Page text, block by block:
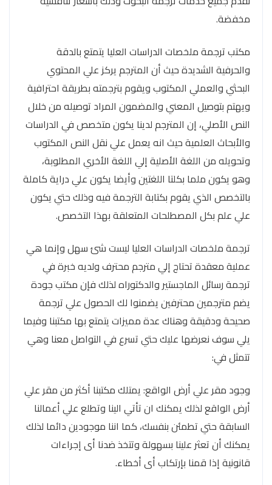
مخفضة.
مكتب ترجمة ملخصات الدراسات العليا يتمتع بالدقة
والحرفية الشديدة حيث أن المترجم يركز علي المحتوي
البحثي والعملي المكتوب ويقوم بترجمته بطريقة احترافية
ويهتم بتوصيل المعني والمضمون المراد توصيله من خلال
النص الأصلي، إن المترجم لدينا يكون متخصص في الدراسات
والأبحاث العلمية حيث انه يعمل علي نقل النص المكتوب
وتحويله من اللغة الأصلية إلي اللغة الأخري المطلوبة،
وهو يكون ملما بكلتا اللغتين وأيضا يكون علي دراية كاملة
بالتخصص الذي يقوم بكتابة الترجمة فيه وذلك حتي يكون
علي علم بكل المصطلحات المتعلقة بهذا التخصص.
ترجمة ملخصات الدراسات العليا ليست شئ سهل وإنما هي
عملية معقدة تحتاج إلي مترجم محترف ولديه خبرة في
ترجمة رسائل الماجستير والدكتوراه لذلك فإن مكتب جودة
يضم مترجمين محترفين يضمنوا لك الحصول علي ترجمة
صحيحة ودقيقة وهناك عدة مميزات يتمتع بها مكتبنا وفيما
يلي سوف نعرضها عليك حتي تسرع في التواصل معنا وهي
تتمثل في:
وجود مقر علي أرض الواقع: يمتلك مكتبنا أكثر من مقر علي
أرض الواقع لذلك يمكنك ان تأتي الينا وتطلع علي أعمالنا
السابقة حتي تطمئن بنفسك، كما اننا موجودين دائما لذلك
يمكنك أن تعثر علينا بسهولة وتتخذ ضدنا أى إجراءات
قانونية إذا قمنا بإرتكاب أى أخطاء.